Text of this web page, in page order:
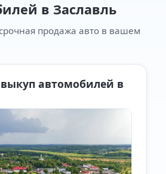
в Заславль
продажа авто в вашем
автомобилей в